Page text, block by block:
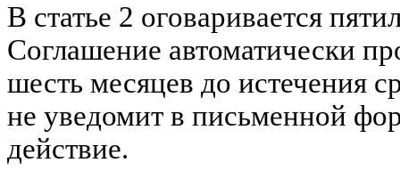
В статье 2 оговаривается
Соглашение автоматически
шесть месяцев до истечения
не уведомит в письменной
действие.